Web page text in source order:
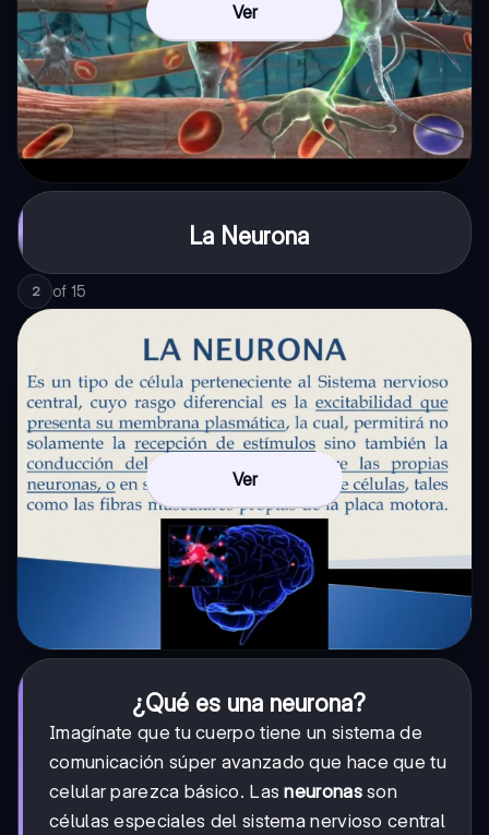
Ver
La Neurona
2 of 15
Ver
¿Qué es una neurona?
Imagínate que tu cuerpo tiene un sistema de
comunicación súper avanzado que hace que tu
celular parezca básico. Lasneuronasson
células especiales del sistema nervioso central